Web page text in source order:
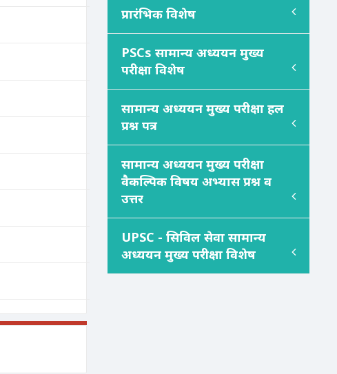
प्रारंभिक विशेष
PSCs सामान्य अध्ययन मुख्य
परीक्षा विशेष
सामान्य अध्ययन मुख्य परीक्षा हल
प्रश्न पत्र
सामान्य अध्ययन मुख्य परीक्षा
वैकल्पिक विषय अभ्यास प्रश्न व
उत्तर
UPSC - सिविल सेवा सामान्य
अध्ययन मुख्य परीक्षा विशेष